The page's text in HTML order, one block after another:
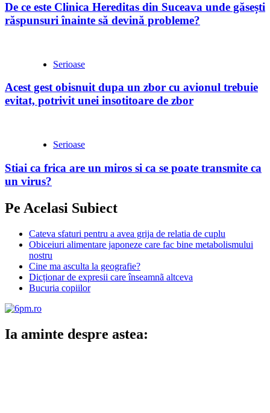
De ce este Clinica Hereditas din Suceava unde găsești
răspunsuri înainte să devină probleme?
Serioase
Acest gest obisnuit dupa un zbor cu avionul trebuie
evitat, potrivit unei insotitoare de zbor
Serioase
Stiai ca frica are un miros si ca se poate transmite ca
un virus?
Pe Acelasi Subiect
Cateva sfaturi pentru a avea grija de relatia de cuplu
Obiceiuri alimentare japoneze care fac bine metabolismului
nostru
Cine ma asculta la geografie?
Dicționar de expresii care înseamnã altceva
Bucuria copiilor
Ia aminte despre astea: